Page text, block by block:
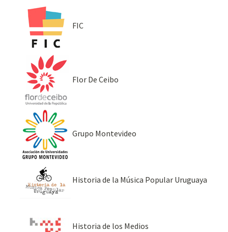
FIC
Flor De Ceibo
Grupo Montevideo
Historia de la Música Popular Uruguaya
Historia de los Medios